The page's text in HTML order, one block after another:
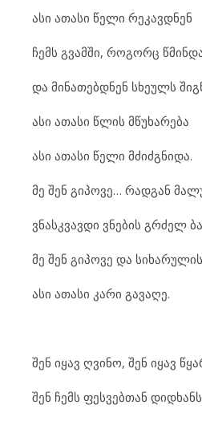
ასი ათასი წელი რეკავდნენ
ჩემს გვამში, როგორც
და მინათებდნენ სხეულს
ასი ათასი წლის მწუხარება
ასი ათასი წელი მძიძგნიდა.
მე შენ გიპოვე… რადგან
ვნასკვავდი ვნების გრძელ
მე შენ გიპოვე და სიხარულის
ასი ათასი კარი გავაღე.
შენ იყავ ღვინო, შენ იყავ
შენ ჩემს ფესვებთან